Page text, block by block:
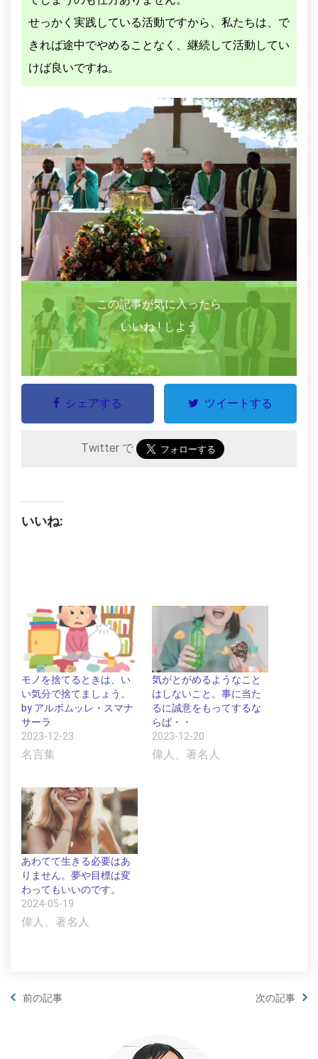
せっかく実践している活動ですから、私たちは、で
きれば途中でやめることなく、継続して活動してい
けば良いですね。
この記事が気に入ったら
いいね ! しよう
シェアする ツイートする
Twitter で
いいね:
モノを捨てるときは、い
い気分で捨てましょう。
by アルボムッレ・スマナ
サーラ
2023-12-23
名言集
気がとがめるようなこと
はしないこと。事に当た
るに誠意をもってするな
らば・・
2023-12-20
偉人、著名人
あわてて生きる必要はあ
りません。夢や目標は変
わってもいいのです。
2024-05-19
偉人、著名人
前の記事 次の記事